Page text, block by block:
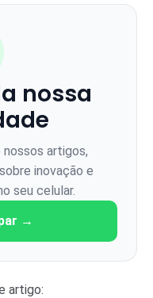
nossa
nossos artigos,
inovação e
seu celular.
→
artigo: